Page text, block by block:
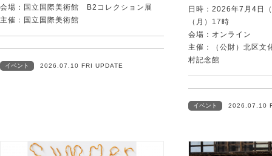
会場：国立国際美術館 B2コレクション展
主催：国立国際美術館
イベント 2026.07.10 FRI UPDATE
日時：2026年7月4日
（月）17時
会場：オンライン
主催：（公財）北区
村記念館
イベント 2026.07.10